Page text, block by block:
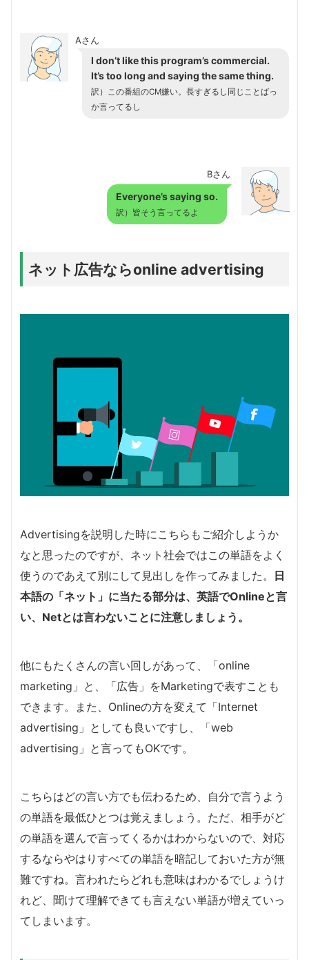
Aさん
I don’t like this program’s commercial.
It’s too long and saying the same thing.
訳）この番組のCM嫌い。長すぎるし同じことばっ
か言ってるし
Bさん
Everyone’s saying so.
訳）皆そう言ってるよ
ネット広告ならonline advertising
Advertisingを説明した時にこちらもご紹介しようか
なと思ったのですが、ネット社会ではこの単語をよく
使うのであえて別にして見出しを作ってみました。 日
本語の「ネット」に当たる部分は、英語でOnlineと言
い、Netとは言わないことに注意しましょう。
他にもたくさんの言い回しがあって、「online
marketing」と、「広告」をMarketingで表すことも
できます。また、Onlineの方を変えて「Internet
advertising」としても良いですし、「web
advertising」と言ってもOKです。
こちらはどの言い方でも伝わるため、自分で言うよう
の単語を最低ひとつは覚えましょう。ただ、相手がど
の単語を選んで言ってくるかはわからないので、対応
するならやはりすべての単語を暗記しておいた方が無
難ですね。言われたらどれも意味はわかるでしょうけ
れど、聞けて理解できても言えない単語が増えていっ
てしまいます。